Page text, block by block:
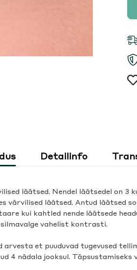
Detailinfo
läätsed. Nendel läätsedel on 3
värvilised läätsed. Antud läätsed
kui kahtled nende läätsede
vahelist kontrasti.
et puuduvad tugevused
4 nädala jooksul. Täpsustamiseks